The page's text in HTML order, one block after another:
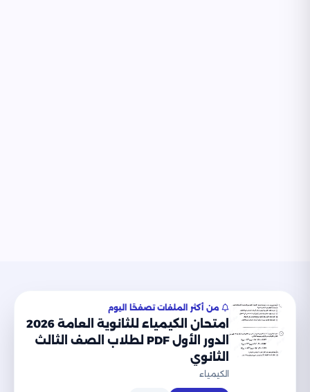
موقع نذاكر التعليمي
© 2026 موقع نذاكر التعليمي. جميع الحقوق محفوظة.
من نحنالشروط
من أكثر الملفات تصفحًا اليوم
امتحان الكيمياء للثانوية العامة 2026
الدور الأول PDF لطلاب الصف الثالث
الثانوي
الكيمياء